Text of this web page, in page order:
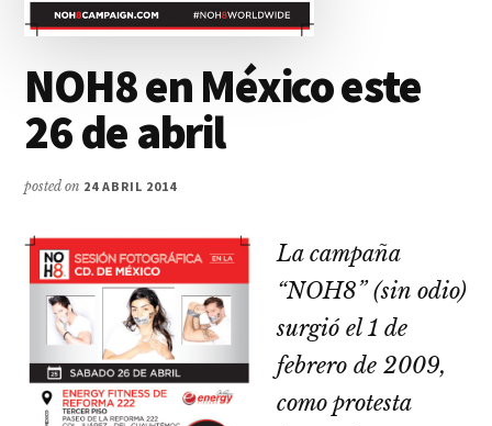
NOH8 en México este
26 de abril
posted on 24 ABRIL 2014
La campaña
“NOH8” (sin odio)
surgió el 1 de
febrero de 2009,
como protesta